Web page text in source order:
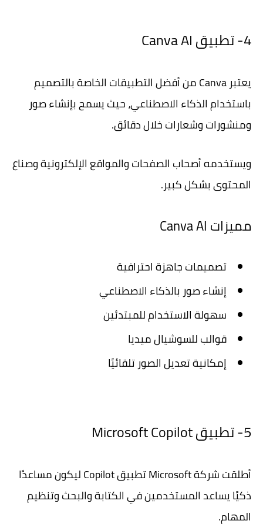
4- تطبيق Canva AI
يعتبر Canva من أفضل التطبيقات الخاصة بالتصميم
باستخدام الذكاء الاصطناعي، حيث يسمح بإنشاء صور
ومنشورات وشعارات خلال دقائق.
ويستخدمه أصحاب الصفحات والمواقع الإلكترونية وصناع
المحتوى بشكل كبير.
مميزات Canva AI
تصميمات جاهزة احترافية
إنشاء صور بالذكاء الاصطناعي
سهولة الاستخدام للمبتدئين
قوالب للسوشيال ميديا
إمكانية تعديل الصور تلقائيًا
5- تطبيق Microsoft Copilot
أطلقت شركة Microsoft تطبيق Copilot ليكون مساعدًا
ذكيًا يساعد المستخدمين في الكتابة والبحث وتنظيم
المهام.